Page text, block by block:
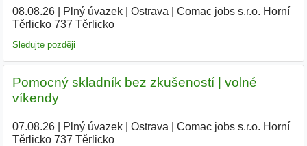
08.08.26| Plný úvazek| Ostrava
Comac jobs s.r.o. Horní
Těrlicko 737 Těrlicko
Sledujte později
Pomocný skladník bez zkušeností | volné
víkendy
07.08.26| Plný úvazek| Ostrava
Comac jobs s.r.o. Horní
Těrlicko 737 Těrlicko